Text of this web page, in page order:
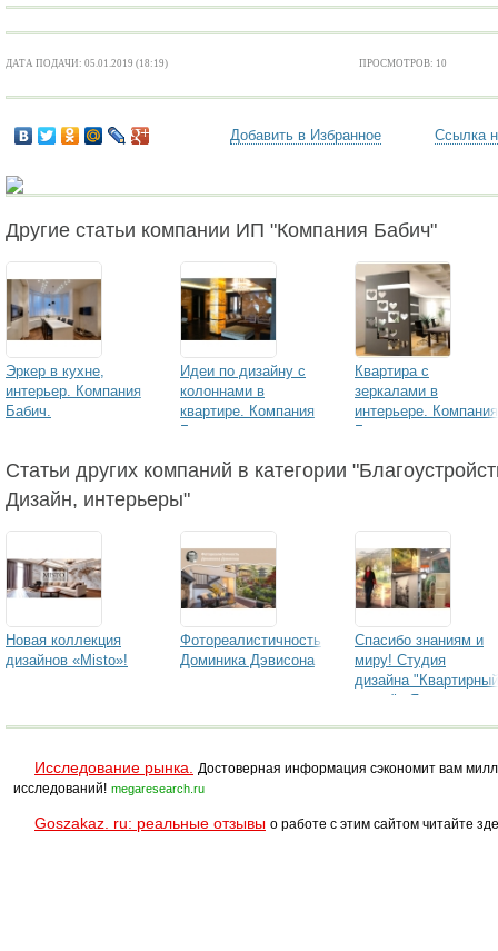
ДАТА ПОДАЧИ: 05.01.2019 (18:19) ПРОСМОТРОВ: 10
Добавить в Избранное Ссылка
Другие статьи компании ИП "Компания Бабич"
Эркер в кухне,
интерьер. Компания
Бабич.
Идеи по дизайну с
колоннами в
квартире. Компания
Бабич.
Квартира с
зеркалами в
интерьере. Компания
Бабич.
Статьи других компаний в категории
Дизайн, интерьеры"
Новая коллекция
дизайнов «Misto»!
Фотореалистичность
Доминика Дэвисона
Спасибо знаниям и
миру! Студия
дизайна "Квартирный
ответ" г.Ярославль
Исследование рынка.
Достоверная информация сэкономит вам
исследований! megaresearch.ru
Goszakaz. ru: реальные отзывы о работе с этим сайтом читайте